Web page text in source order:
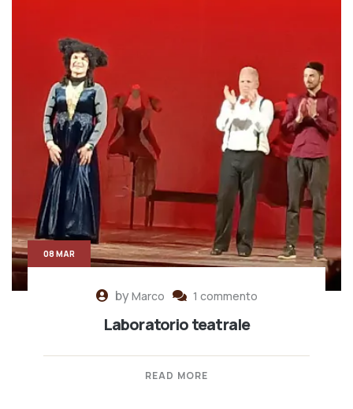
byMarco 1 commento
Laboratorio teatrale
READ MORE
08 MAR